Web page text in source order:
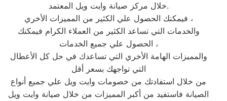
خلال مركز صيانة وايت ويل المعتمد.
فيمكنك الحصول علي الكثير من المميزات الأخري ،
والخدمات التي تساعد الكثير من العملاء الكرام فيمكنك
الحصول علي جميع الخدمات ،
والمميزات الهامة الأخري التي تساعدك في حل كل الأعطال
التي تواجهك بسعر أقل
من خلال استفادتك من خصومات وايت ويل علي جميع أنواع
الصيانة فاستفيد من أكبر المميزات من خلال صيانة وايت ويل